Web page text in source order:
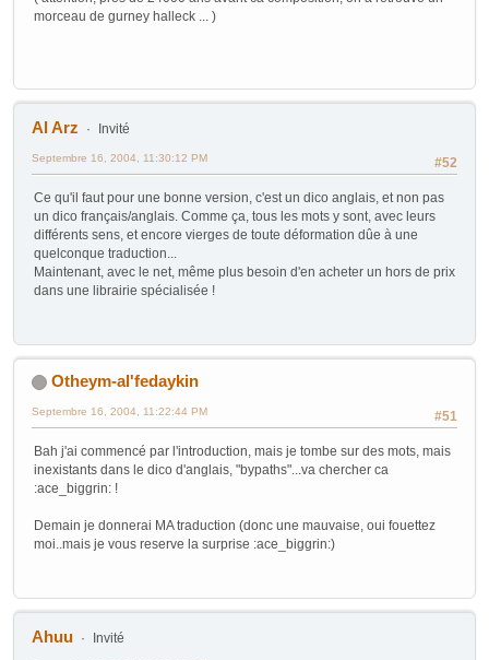
morceau de gurney halleck ... )
Al Arz Invité
#52
Septembre 16, 2004, 11:30:12 PM
Ce qu'il faut pour une bonne version, c'est un dico anglais, et non pas
un dico français/anglais. Comme ça, tous les mots y sont, avec leurs
différents sens, et encore vierges de toute déformation dûe à une
quelconque traduction...
Maintenant, avec le net, même plus besoin d'en acheter un hors de prix
dans une librairie spécialisée !
Otheym-al'fedaykin
#51
Septembre 16, 2004, 11:22:44 PM
Bah j'ai commencé par l'introduction, mais je tombe sur des mots, mais
inexistants dans le dico d'anglais, "bypaths"...va chercher ca
:ace_biggrin: !
Demain je donnerai MA traduction (donc une mauvaise, oui fouettez
moi..mais je vous reserve la surprise :ace_biggrin:)
Ahuu Invité